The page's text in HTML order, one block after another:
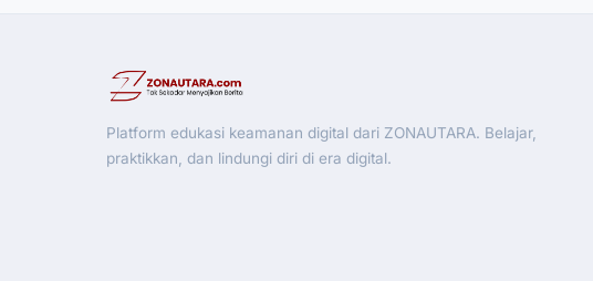
Platform edukasi keamanan digital dari ZONAUTARA. Belajar,
praktikkan, dan lindungi diri di era digital.